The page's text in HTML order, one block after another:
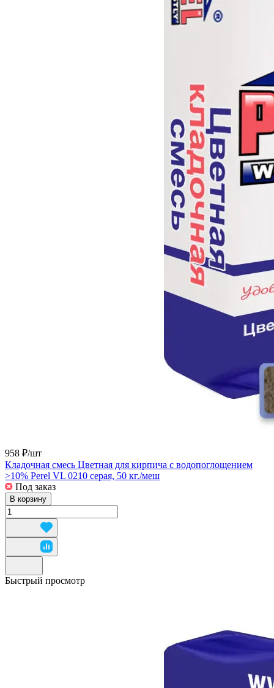
958 ₽/шт
Кладочная смесь Цветная для кирпича с водопоглощением
>10% Perel VL 0210 серая, 50 кг./меш
Под заказ
В корзину
Быстрый просмотр